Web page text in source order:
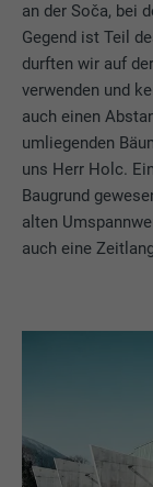
an der Soča, bei
Gegend ist Teil
durften wir auf
verwenden und
auch einen
umliegenden
uns Herr Holc.
Baugrund
alten
auch eine